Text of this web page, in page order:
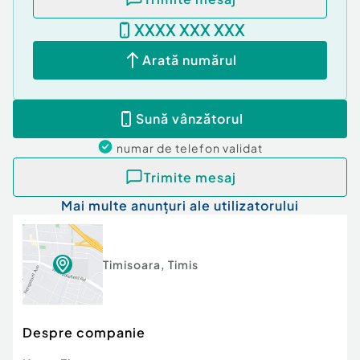
Bloc de apartamente
XXXX XXX XXX
Arată numărul
Sună vânzătorul
numar de telefon validat
Trimite mesaj
Mai multe anunțuri ale utilizatorului
Timisoara, Timis
Despre companie